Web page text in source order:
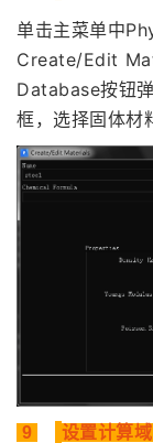
单击主菜单中
Create/Edit
Database按钮
框，选择固体材
9 设置计算域